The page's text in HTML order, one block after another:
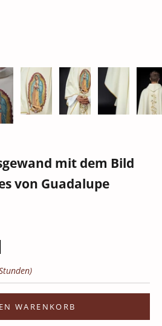
mit dem Bild
von Guadalupe
WARENKORB